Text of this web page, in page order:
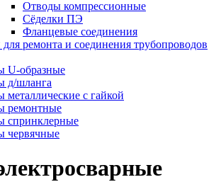
Отводы компрессионные
Сёделки ПЭ
Фланцевые соединения
для ремонта и соединения трубопроводов
U-образные
д/шланга
металлические с гайкой
ремонтные
спринклерные
червячные